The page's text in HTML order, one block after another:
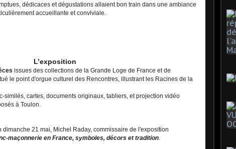
dédicaces et dégustations allaient bon train dans une ambiance
accueillante et conviviale.
L’exposition
issues des collections de la Grande Loge de France et de
le point d'orgue culturel des Rencontres, illustrant les Racines de la
similés, cartes, documents originaux, tabliers, et projection vidéo
à Toulon.
dimanche 21 mai, Michel Raday, commissaire de l'exposition
maçonnerie en France, symboles, décors et tradition.